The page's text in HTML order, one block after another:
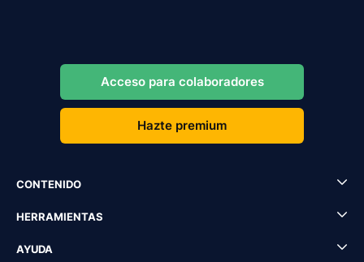
Acceso para colaboradores
Hazte premium
CONTENIDO
HERRAMIENTAS
AYUDA